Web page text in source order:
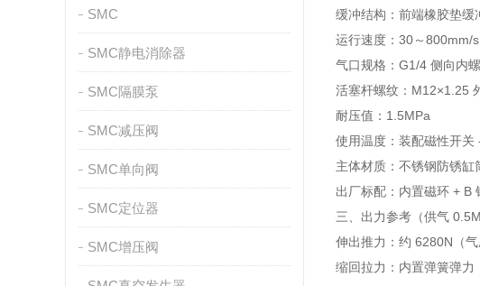
SMC
SMC静电消除器
SMC隔膜泵
SMC减压阀
SMC单向阀
SMC定位器
SMC增压阀
缓冲结构：前端橡胶垫缓
运行速度：30～800mm/
气口规格：G1/4 侧向内
活塞杆螺纹：M12×1.25
耐压值：1.5MPa
使用温度：装配磁性开
主体材质：不锈钢防锈
出厂标配：内置磁环 + B
三、出力参考（供气
伸出推力：约 6280N（气
缩回拉力：内置弹簧弹力